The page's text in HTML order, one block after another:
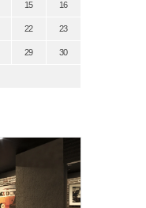
15 16
22 23
29 30